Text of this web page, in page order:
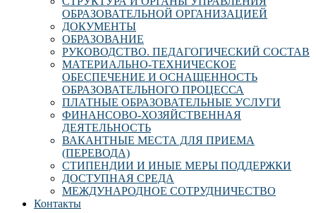
ОБРАЗОВАТЕЛЬНОЙ ОРГАНИЗАЦИЕЙ
ДОКУМЕНТЫ
ОБРАЗОВАНИЕ
РУКОВОДСТВО. ПЕДАГОГИЧЕСКИЙ СОСТАВ
МАТЕРИАЛЬНО-ТЕХНИЧЕСКОЕ
ОБЕСПЕЧЕНИЕ И ОСНАЩЕННОСТЬ
ОБРАЗОВАТЕЛЬНОГО ПРОЦЕССА
ПЛАТНЫЕ ОБРАЗОВАТЕЛЬНЫЕ УСЛУГИ
ФИНАНСОВО-ХОЗЯЙСТВЕННАЯ
ДЕЯТЕЛЬНОСТЬ
ВАКАНТНЫЕ МЕСТА ДЛЯ ПРИЕМА
(ПЕРЕВОДА)
СТИПЕНДИИ И ИНЫЕ МЕРЫ ПОДДЕРЖКИ
ДОСТУПНАЯ СРЕДА
МЕЖДУНАРОДНОЕ СОТРУДНИЧЕСТВО
Контакты